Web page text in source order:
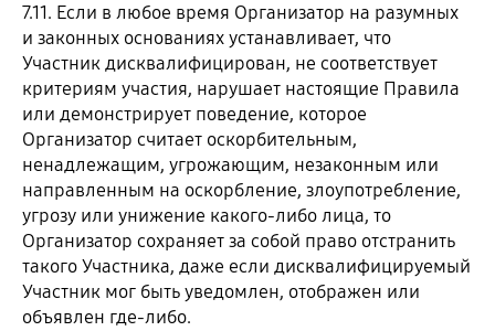
7.11. Если в любое время Организатор на разумных
и законных основаниях устанавливает, что
Участник дисквалифицирован, не соответствует
критериям участия, нарушает настоящие Правила
или демонстрирует поведение, которое
Организатор считает оскорбительным,
ненадлежащим, угрожающим, незаконным или
направленным на оскорбление, злоупотребление,
угрозу или унижение какого-либо лица, то
Организатор сохраняет за собой право отстранить
такого Участника, даже если дисквалифицируемый
Участник мог быть уведомлен, отображен или
объявлен где-либо.